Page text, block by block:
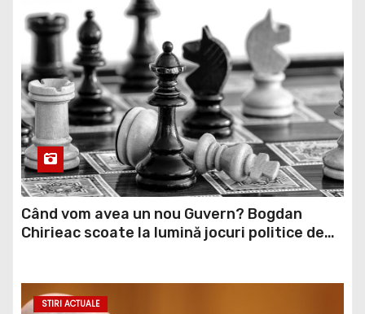
Când vom avea un nou Guvern? Bogdan
Chirieac scoate la lumină jocuri politice de
STIRI ACTUALE